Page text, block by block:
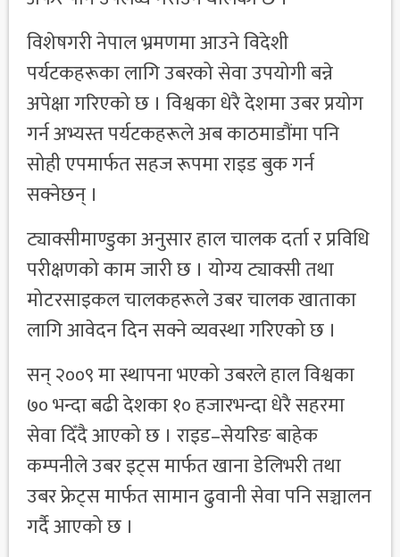
विशेषगरी नेपाल भ्रमणमा आउने विदेशी
पर्यटकहरूका लागि उबरको सेवा उपयोगी बन्ने
अपेक्षा गरिएको छ । विश्वका धेरै देशमा उबर प्रयोग
गर्न अभ्यस्त पर्यटकहरूले अब काठमाडौंमा पनि
सोही एपमार्फत सहज रूपमा राइड बुक गर्न
सक्नेछन् ।
ट्याक्सीमाण्डुका अनुसार हाल चालक दर्ता र प्रविधि
परीक्षणको काम जारी छ । योग्य ट्याक्सी तथा
मोटरसाइकल चालकहरूले उबर चालक खाताका
लागि आवेदन दिन सक्ने व्यवस्था गरिएको छ ।
सन् २००९ मा स्थापना भएको उबरले हाल विश्वका
७० भन्दा बढी देशका १० हजारभन्दा धेरै सहरमा
सेवा दिँदै आएको छ । राइड–सेयरिङ बाहेक
कम्पनीले उबर इट्स मार्फत खाना डेलिभरी तथा
उबर फ्रेट्स मार्फत सामान ढुवानी सेवा पनि सञ्चालन
गर्दै आएको छ ।